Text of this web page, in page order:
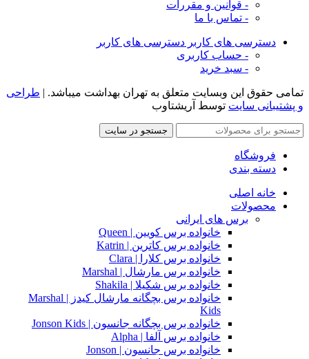
- قوانین و مقررات
- تماس با ما
دسترسی های کاربر دسترسی های کاربر
- حساب کاربری
- سبد خرید
تمامی حقوق این وبسایت متعلق به تهران بهداشت میباشد. | طراحی
و پشتیبانی سایت توسط آریشتاوب
جستجو در سایت
فروشگاه
دسته بندی
خانه اصلی
محصولات
برس های ایرانی
خانواده برس کویین | Queen
خانواده برس کاترین | Katrin
خانواده برس کلارا | Clara
خانواده برس مارشال | Marshal
خانواده برس شکیلا | Shakila
خانواده برس بچگانه مارشال کیدز | Marshal
Kids
خانواده برس بچگانه جانسون | Jonson Kids
خانواده برس آلفا | Alpha
خانواده برس جانسون | Jonson